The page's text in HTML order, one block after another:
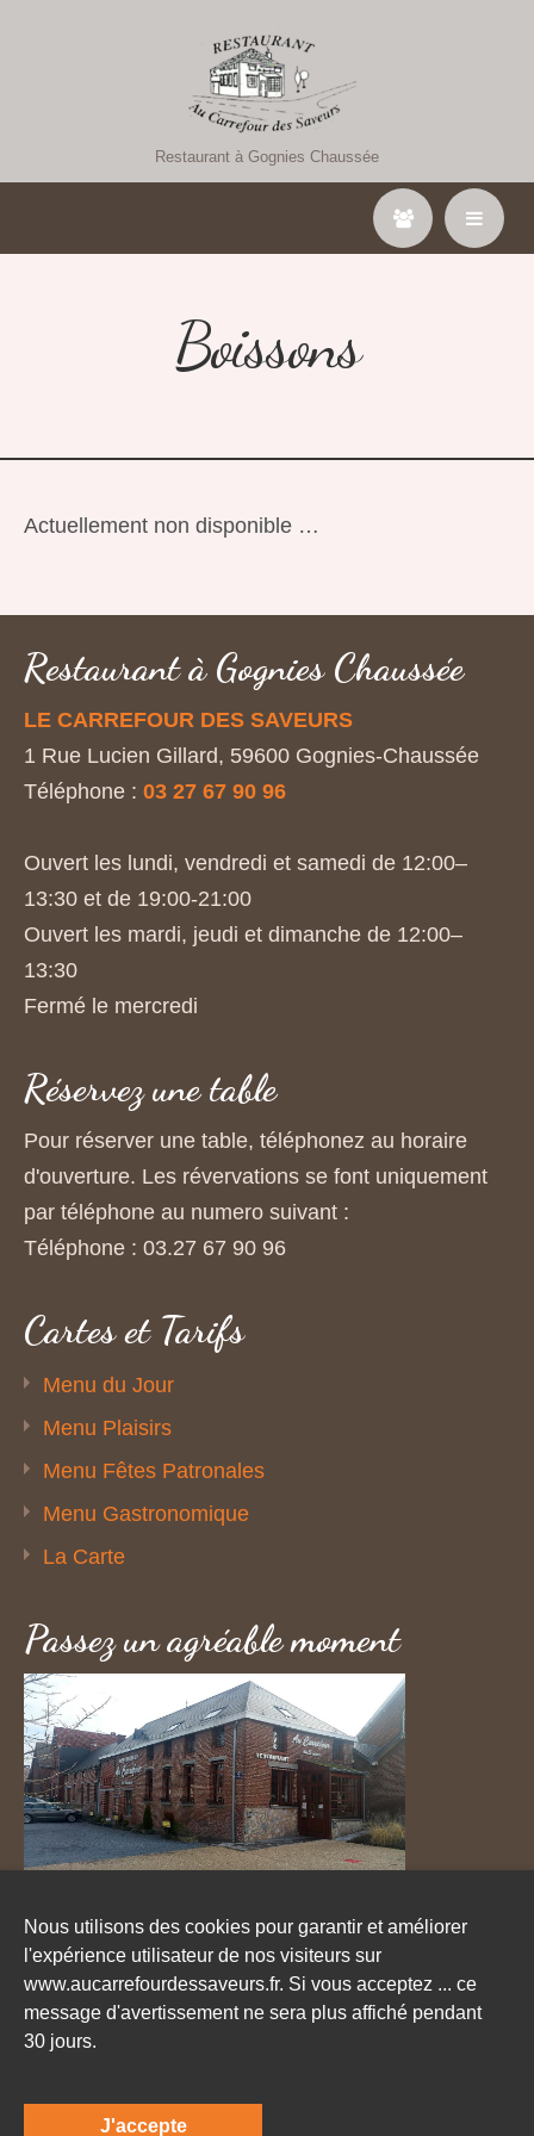
Restaurant à Gognies Chaussée
Boissons
Actuellement non disponible …
Restaurant à Gognies Chaussée
LE CARREFOUR DES SAVEURS
1 Rue Lucien Gillard, 59600 Gognies-Chaussée
Téléphone : 03 27 67 90 96
Ouvert les lundi, vendredi et samedi de 12:00–
13:30 et de 19:00-21:00
Ouvert les mardi, jeudi et dimanche de 12:00–
13:30
Fermé le mercredi
Réservez une table
Pour réserver une table, téléphonez au horaire
d'ouverture. Les révervations se font uniquement
par téléphone au numero suivant :
Téléphone : 03.27 67 90 96
Cartes et Tarifs
Menu du Jour
Menu Plaisirs
Menu Fêtes Patronales
Menu Gastronomique
La Carte
Passez un agréable moment
Menu Fêtes Patronales
Menu du jour
Menu Plaisirs
Menu gastronomique
Bouleau.biz WebAgence
Nous utilisons des cookies pour garantir et améliorer
l'expérience utilisateur de nos visiteurs sur
www.aucarrefourdessaveurs.fr. Si vous acceptez ... ce
message d'avertissement ne sera plus affiché pendant
30 jours.
J'accepte